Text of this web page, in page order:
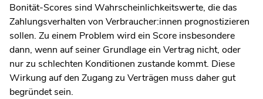
Bonität-Scores sind Wahrscheinlichkeitswerte, die das
Zahlungsverhalten von Verbraucher:innen prognostizieren
sollen. Zu einem Problem wird ein Score insbesondere
dann, wenn auf seiner Grundlage ein Vertrag nicht, oder
nur zu schlechten Konditionen zustande kommt. Diese
Wirkung auf den Zugang zu Verträgen muss daher gut
begründet sein.